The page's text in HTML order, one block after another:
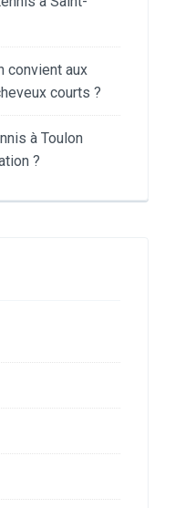
convient aux
courts ?
à Toulon
?